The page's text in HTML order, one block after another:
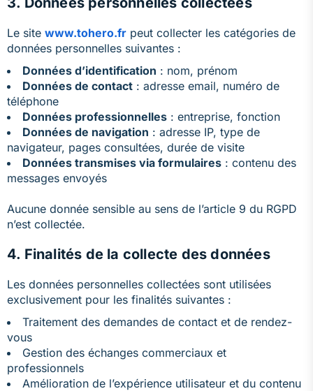
Le site www.tohero.fr peut collecter les catégories de
données personnelles suivantes :
Données d’identification : nom, prénom
Données de contact : adresse email, numéro de
téléphone
Données professionnelles : entreprise, fonction
Données de navigation : adresse IP, type de
navigateur, pages consultées, durée de visite
Données transmises via formulaires : contenu des
messages envoyés
Aucune donnée sensible au sens de l’article 9 du RGPD
n’est collectée.
4. Finalités de la collecte des données
Les données personnelles collectées sont utilisées
exclusivement pour les finalités suivantes :
Traitement des demandes de contact et de rendez-
vous
Gestion des échanges commerciaux et
professionnels
Amélioration de l’expérience utilisateur et du contenu